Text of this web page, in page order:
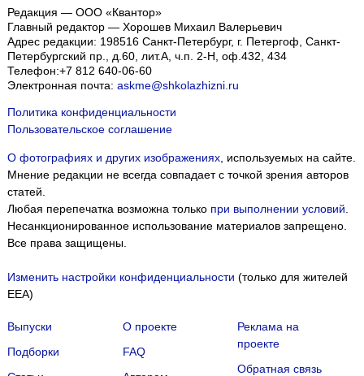
Редакция — ООО «Квантор»
Главный редактор — Хорошев Михаил Валерьевич
Адрес редакции: 198516 Санкт-Петербург, г. Петергоф Санкт-
Петербургский пр., д.60, лит.А, ч.п. 2-Н, оф.432, 434
Телефон:+7 812 640-06-60
Электронная почта: askme@shkolazhizni.ru
Политика конфиденциальности
Пользовательское соглашение
О фотографиях и других изображениях, используемых на сайте.
Мнение редакции не всегда совпадает с точкой зрения авторов
статей.
Любая перепечатка возможна только при выполнении условий
Несанкционированное использование материалов запрещено.
Все права защищены.
Изменить настройки конфиденциальности (только для жителей
EEA)
Выпуски
Подборки
О проекте
FAQ
Реклама на
проекте
Обратная связь